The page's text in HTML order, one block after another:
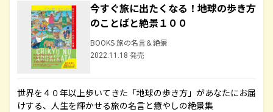
今すぐ旅に出たくなる！地球の歩き方
のことばと絶景１００
BOOKS 旅の名言＆絶景
2022.11.18 発売
世界を４０年以上歩いてきた「地球の歩き方」があなたにお届
けする、人生を輝かせる旅の名言と癒やしの絶景集